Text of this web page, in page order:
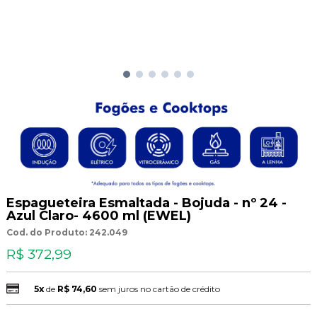
Espagueteira Esmaltada - Bojuda - nº 24 -
Azul Claro- 4600 ml (EWEL)
Cod. do Produto: 242.049
R$ 372,99
5xde R$ 74,60 sem juros no cartão de crédito